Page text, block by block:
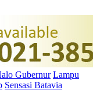
Gubernur Lampu
Sensasi Batavia